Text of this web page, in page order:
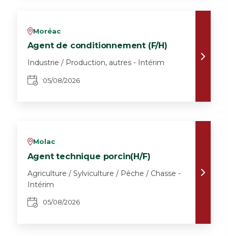
vMoréac
Agent de conditionnement (F/H)
Industrie / Production, autres - Intérim
05/08/2026
vMolac
Agent technique porcin(H/F)
Agriculture / Sylviculture / Pêche / Chasse -
Intérim
05/08/2026